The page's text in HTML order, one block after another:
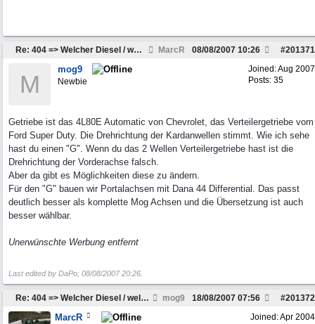
Re: 404 => Welcher Diesel / welches Getriebe passt MarcR #201371
08/08/2007 10:26
Joined:Aug 2007
Posts: 35
M
mog9
Newbie
Getriebe ist das 4L80E Automatic von Chevrolet, das Verteilergetriebe vom
Ford Super Duty. Die Drehrichtung der Kardanwellen stimmt. Wie ich sehe
hast du einen "G". Wenn du das 2 Wellen Verteilergetriebe hast ist die
Drehrichtung der Vorderachse falsch.
Aber da gibt es Möglichkeiten diese zu ändern.
Für den "G" bauen wir Portalachsen mit Dana 44 Differential. Das passt
deutlich besser als komplette Mog Achsen und die Übersetzung ist auch
besser wählbar.
Unerwünschte Werbung entfernt
Last edited by DaPo; 08/08/2007 20:26
Re: 404 => Welcher Diesel / welches Getriebe passt mog9 #201372
18/08/2007 07:56
Joined:Apr 2004
MarcR